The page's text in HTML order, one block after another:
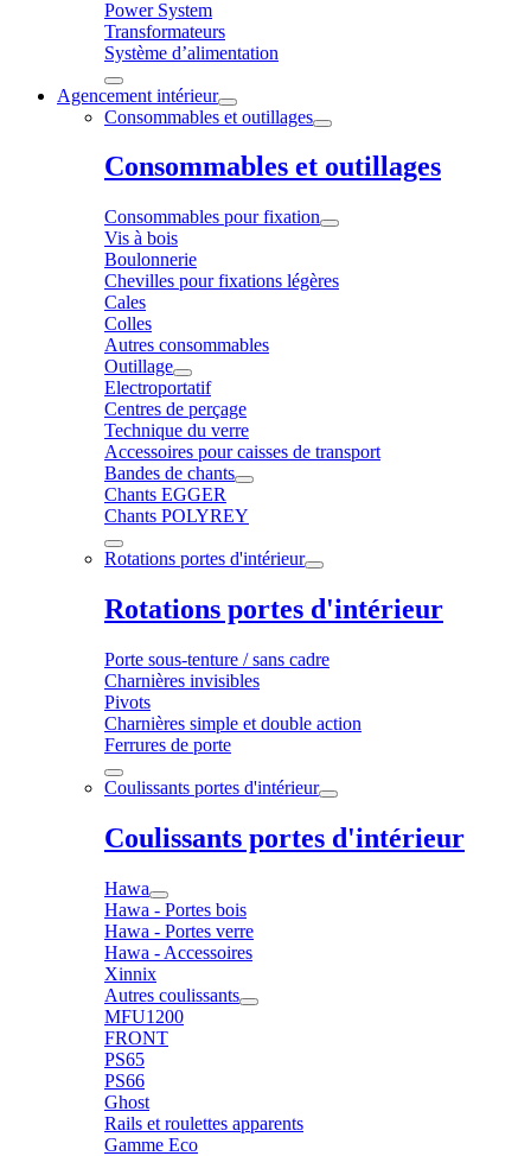
Power System
Transformateurs
Système d’alimentation
Agencement intérieur
Consommables et outillages
Consommables et outillages
Consommables pour fixation
Vis à bois
Boulonnerie
Chevilles pour fixations légères
Cales
Colles
Autres consommables
Outillage
Electroportatif
Centres de perçage
Technique du verre
Accessoires pour caisses de transport
Bandes de chants
Chants EGGER
Chants POLYREY
Rotations portes d'intérieur
Rotations portes d'intérieur
Porte sous-tenture / sans cadre
Charnières invisibles
Pivots
Charnières simple et double action
Ferrures de porte
Coulissants portes d'intérieur
Coulissants portes d'intérieur
Hawa
Hawa - Portes bois
Hawa - Portes verre
Hawa - Accessoires
Xinnix
Autres coulissants
MFU1200
FRONT
PS65
PS66
Ghost
Rails et roulettes apparents
Gamme Eco